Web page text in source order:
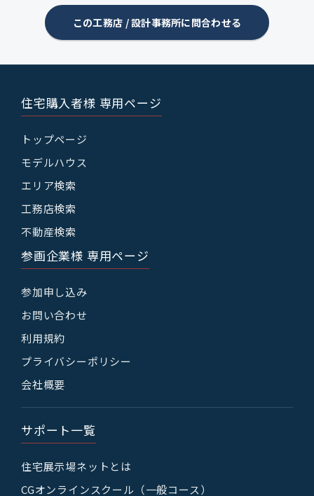
この工務店 / 設計事務所に問合わせる
住宅購入者様 専用ページ
トップページ
モデルハウス
エリア検索
工務店検索
不動産検索
参画企業様 専用ページ
参加申し込み
お問い合わせ
利用規約
プライバシーポリシー
会社概要
サポート一覧
住宅展示場ネットとは
CGオンラインスクール（一般コース）